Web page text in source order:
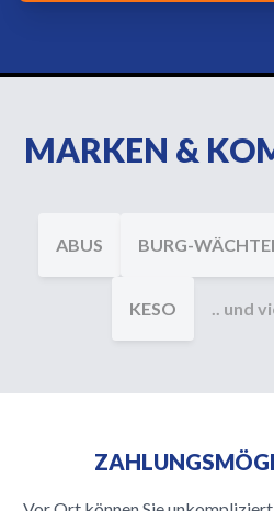
MARKEN &
ABUS BURG-
KESO .. und